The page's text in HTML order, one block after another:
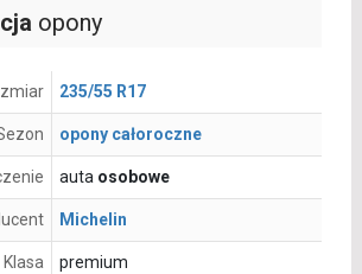
opony
235/55 R17
opony całoroczne
auta osobowe
Michelin
Klasa premium